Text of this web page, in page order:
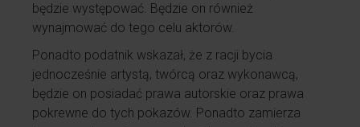
będzie występować. Będzie on również
wynajmować do tego celu aktorów.
Ponadto podatnik wskazał, że z racji bycia
jednocześnie artystą, twórcą oraz wykonawcą,
będzie on posiadać prawa autorskie oraz prawa
pokrewne do tych pokazów. Ponadto zamierza